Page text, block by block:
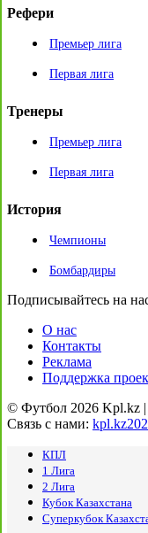
Рефери
Премьер лига
Первая лига
Тренеры
Премьер лига
Первая лига
История
Чемпионы
Бомбардиры
Подписывайтесь на
О нас
Контакты
Реклама
Поддержка
© Футбол 2026 Kpl.kz |
Связь с нами:
КПЛ
1 Лига
2 Лига
Кубок Казахстана
Суперкубок